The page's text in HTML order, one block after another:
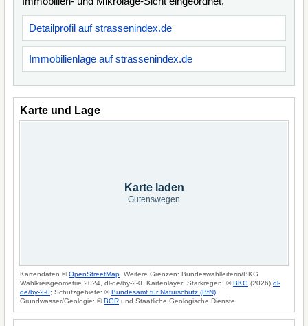
Detailprofil auf strassenindex.de
Immobilienlage auf strassenindex.de
Karte und Lage
Karte laden
Gutenswegen
Kartendaten ©OpenStreetMap . Weitere Grenzen: Bundeswahlleiterin/BKG
Wahlkreisgeometrie 2024, dl-de/by-2-0. Kartenlayer: Starkregen: ©BKG (2026) dl-
de/by-2-0; Schutzgebiete: ©Bundesamt für Naturschutz (BfN);
Grundwasser/Geologie: ©BGR und Staatliche Geologische Dienste.